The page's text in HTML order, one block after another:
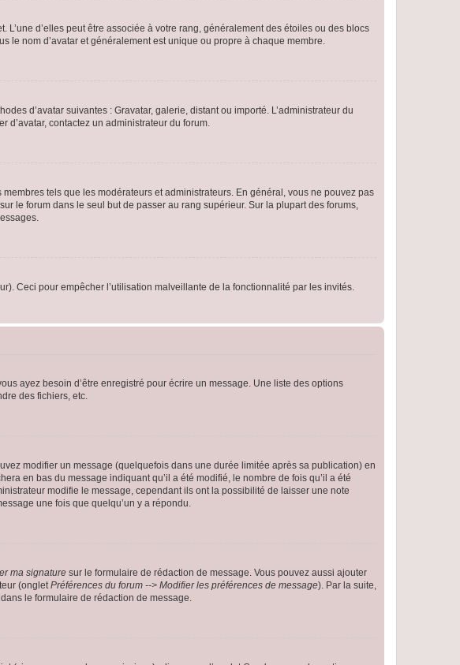
L’une d’elles peut être associée à votre rang, généralement des étoiles ou des blocs
le nom d’avatar et généralement est unique ou propre à chaque membre.
d’avatar suivantes : Gravatar, galerie, distant ou importé. L’administrateur du
d’avatar, contactez un administrateur du forum.
tels que les modérateurs et administrateurs. En général, vous ne pouvez pas
le forum dans le seul but de passer au rang supérieur. Sur la plupart des forums,
Ceci pour empêcher l’utilisation malveillante de la fonctionnalité par les invités.
ayez besoin d’être enregistré pour écrire un message. Une liste des options
des fichiers, etc.
modifier un message (quelquefois dans une durée limitée après sa publication) en
en bas du message indiquant qu’il a été modifié, le nombre de fois qu’il a été
modifie le message, cependant ils ont la possibilité de laisser une note
une fois que quelqu’un y a répondu.
ma signature sur le formulaire de rédaction de message. Vous pouvez aussi ajouter
(ongletPréférences du forum --> Modifier les préférences de message). Par la suite,
dans le formulaire de rédaction de message.